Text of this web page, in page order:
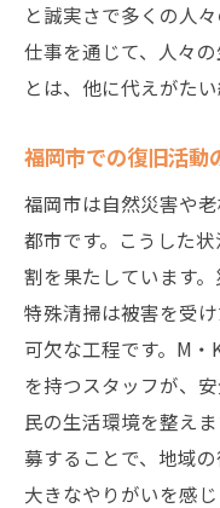
と誠実さで多くの人
仕事を通じて、人々
とは、他に代えがたい
福岡市での復旧活動
福岡市は自然災害や
都市です。こうした
割を果たしています。
特殊清掃は被害を受
可欠な工程です。M
を持つスタッフが、
民の生活環境を整え
募することで、地域
大きなやりがいを感じ